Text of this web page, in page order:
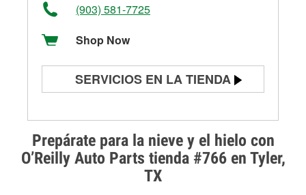
Prepárate para la nieve y el hielo con
O’Reilly Auto Parts tienda #766 en Tyler,
TX
(903) 581-7725
Shop Now
SERVICIOS EN LA TIENDA
Prueba de alternadores y
arrancadores
Revisión de la luz "Check Engine"